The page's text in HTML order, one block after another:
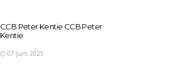
CCB Peter Kentie CCB Peter
Kentie
07 juni 2025